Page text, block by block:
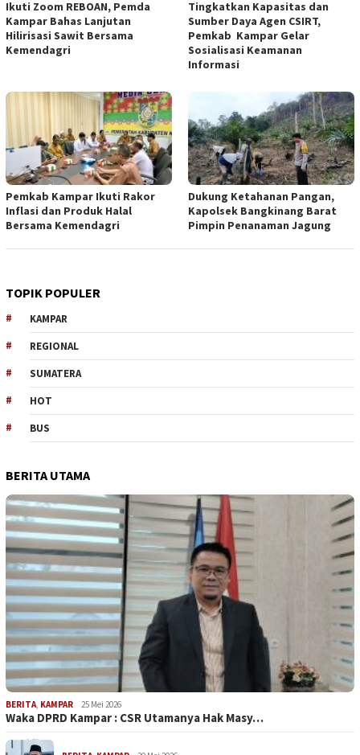
Ikuti Zoom REBOAN, Pemda
Kampar Bahas Lanjutan
Hilirisasi Sawit Bersama
Kemendagri
Tingkatkan Kapasitas dan
Sumber Daya Agen CSIRT,
Pemkab Kampar Gelar
Sosialisasi Keamanan
Informasi
Pemkab Kampar Ikuti Rakor
Inflasi dan Produk Halal
Bersama Kemendagri
Dukung Ketahanan Pangan,
Kapolsek Bangkinang Barat
Pimpin Penanaman Jagung
TOPIK POPULER
KAMPAR
REGIONAL
SUMATERA
HOT
BUS
BERITA UTAMA
BERITA, KAMPAR 25 Mei 2026
Waka DPRD Kampar : CSR Utamanya Hak Masy…